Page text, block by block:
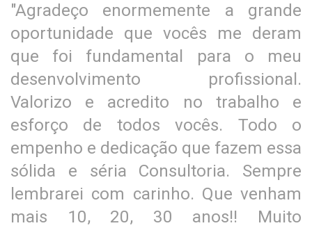
"Agradeço enormemente a grande
oportunidade que vocês me deram
que foi fundamental para o meu
desenvolvimento profissional.
Valorizo e acredito no trabalho e
esforço de todos vocês. Todo o
empenho e dedicação que fazem essa
sólida e séria Consultoria. Sempre
lembrarei com carinho. Que venham
mais 10, 20, 30 anos!! Muito